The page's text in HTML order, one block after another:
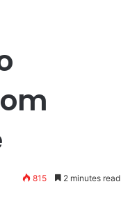
815 2 minutes read